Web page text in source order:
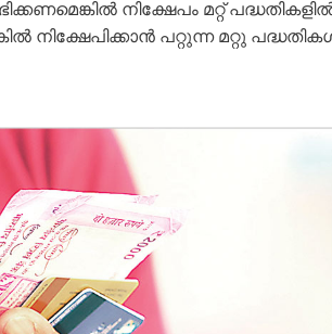
നിക്ഷേപം മറ്റ്
നിക്ഷേപിക്കാന്‍ പറ്റുന്ന മറ്റു